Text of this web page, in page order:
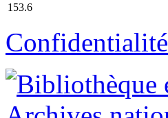
153.6
Confidentialité